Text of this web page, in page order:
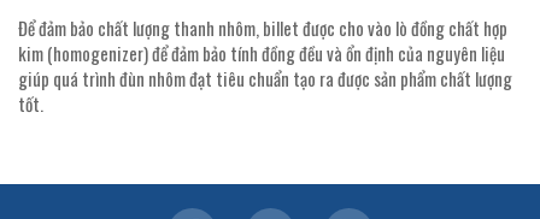
Để đảm bảo chất lượng thanh nhôm, billet được cho vào lò đồng chất hợp
kim (homogenizer) để đảm bảo tính đồng đều và ổn định của nguyên liệu
giúp quá trình đùn nhôm đạt tiêu chuẩn tạo ra được sản phẩm chất lượng
tốt.